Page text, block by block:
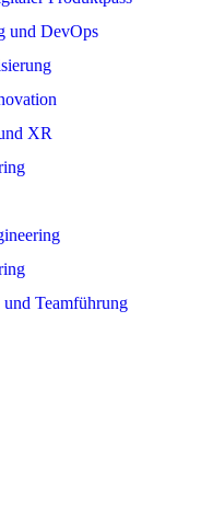
und DevOps
XR
und Teamführung